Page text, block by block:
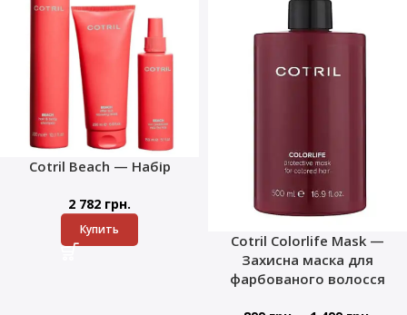
Cotril Beach — Набір
2 782 грн.
Купить
Cotril Colorlife Mask —
Захисна маска для
фарбованого волосся